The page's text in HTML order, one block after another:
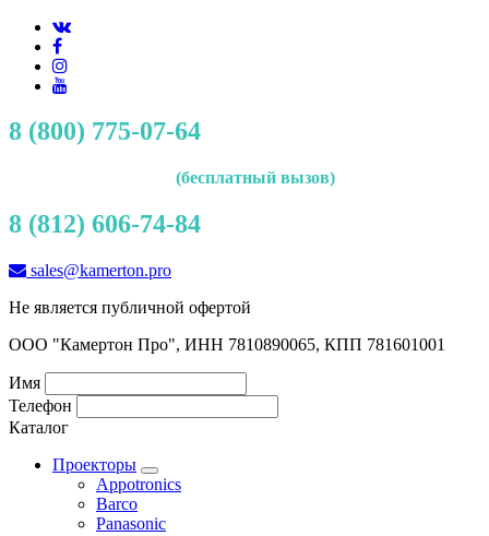
8 (800) 775-07-64
(бесплатный вызов)
8 (812) 606-74-84
sales@kamerton.pro
Не является публичной офертой
ООО "Камертон Про", ИНН 7810890065, КПП 781601001
Имя
Телефон
Каталог
Проекторы
Appotronics
Barco
Panasonic